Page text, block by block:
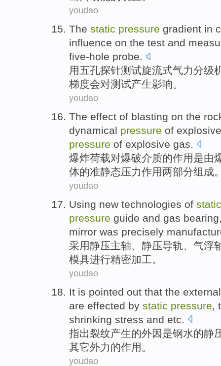
youdao
The static pressure gradient in
influence on the test and
five-hole probe.
用五孔探针测试旋流式气力分级
梯度会对测试产生影响。
youdao
The effect of blasting on the
dynamical pressure of
pressure of explosive gas.
爆炸荷载对爆破介质的作用是由
体的准静态压力作用两部分组成
youdao
Using new technologies of static
pressure guide and gas bearing
mirror was precisely
采用静压主轴、静压导轨、 气浮
模具进行精密加工。
youdao
It is pointed out that the external
are effected by static pressure
shrinking stress and etc.
指出裂纹产生的外因是钢水的静
其它外力的作用。
youdao